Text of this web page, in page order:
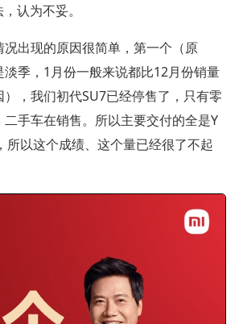
认为不妥。
出现的原因很简单，第一个（原
淡季，1月份一般来说都比12月份销量
，我们初代SU7已经停售了，只有零
手车在销售。所以主要交付的全是Y
所以这个成绩、这个量已经很了不起